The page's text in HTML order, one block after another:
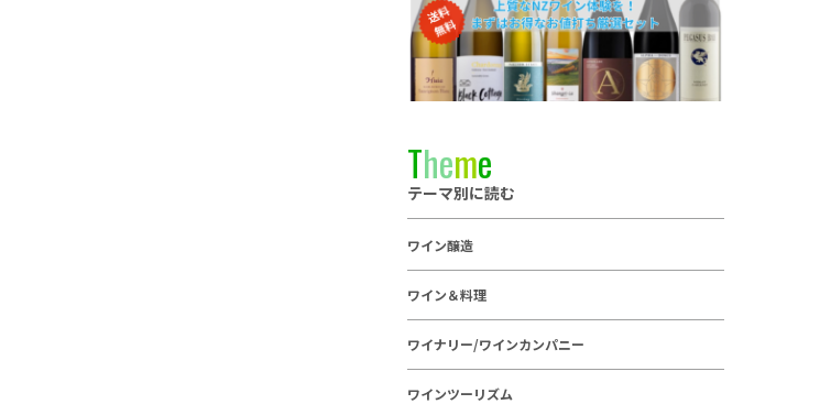
Theme
テーマ別に読む
ワイン醸造
ワイン＆料理
ワイナリー/ワインカンパニー
ワインツーリズム